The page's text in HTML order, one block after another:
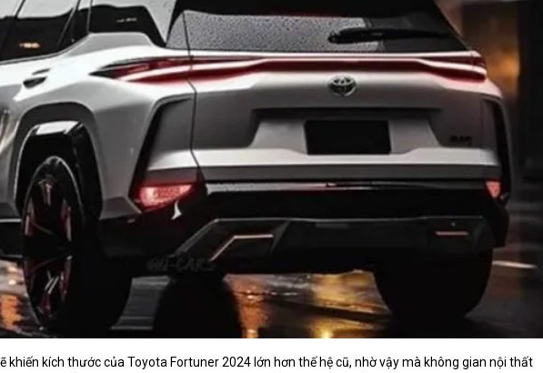
khiến kích thước của Toyota Fortuner 2024 lớn hơn thế hệ cũ, nhờ vậy mà không gian nội thất